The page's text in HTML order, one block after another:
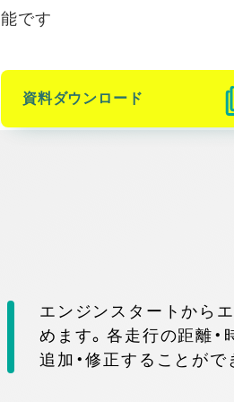
能です
資料ダウンロード
エンジンスタートから
めます。各走行の距離
追加・修正することがで